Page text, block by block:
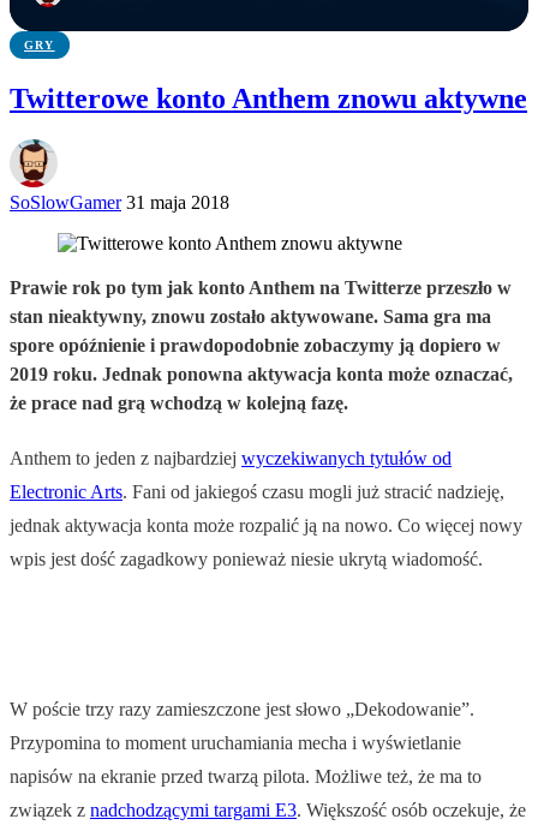
GRY
Twitterowe konto Anthem znowu aktywne
SoSlowGamer 31 maja 2018
Prawie rok po tym jak konto Anthem na Twitterze przeszło w
stan nieaktywny, znowu zostało aktywowane. Sama gra ma
spore opóźnienie i prawdopodobnie zobaczymy ją dopiero w
2019 roku. Jednak ponowna aktywacja konta może oznaczać,
że prace nad grą wchodzą w kolejną fazę.
Anthem to jeden z najbardziej wyczekiwanych tytułów od
Electronic Arts. Fani od jakiegoś czasu mogli już stracić nadzieję,
jednak aktywacja konta może rozpalić ją na nowo. Co więcej nowy
wpis jest dość zagadkowy ponieważ niesie ukrytą wiadomość.
W poście trzy razy zamieszczone jest słowo „Dekodowanie”.
Przypomina to moment uruchamiania mecha i wyświetlanie
napisów na ekranie przed twarzą pilota. Możliwe też, że ma to
związek z nadchodzącymi targami E3. Większość osób oczekuje, że